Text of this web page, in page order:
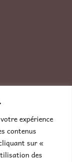
expérience
contenus
sur «
des